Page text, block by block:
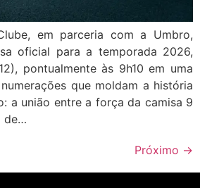
em parceria com a Umbro,
oficial para a temporada 2026,
pontualmente às 9h10 em uma
que moldam a história
a união entre a força da camisa 9
de…
Próximo →